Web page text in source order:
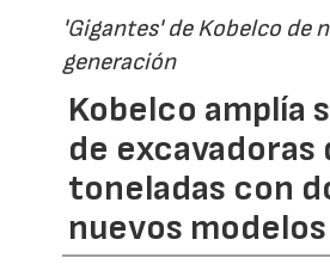
'Gigantes' de Kobelco de
generación
Kobelco amplía
de excavadoras
toneladas con
nuevos modelos